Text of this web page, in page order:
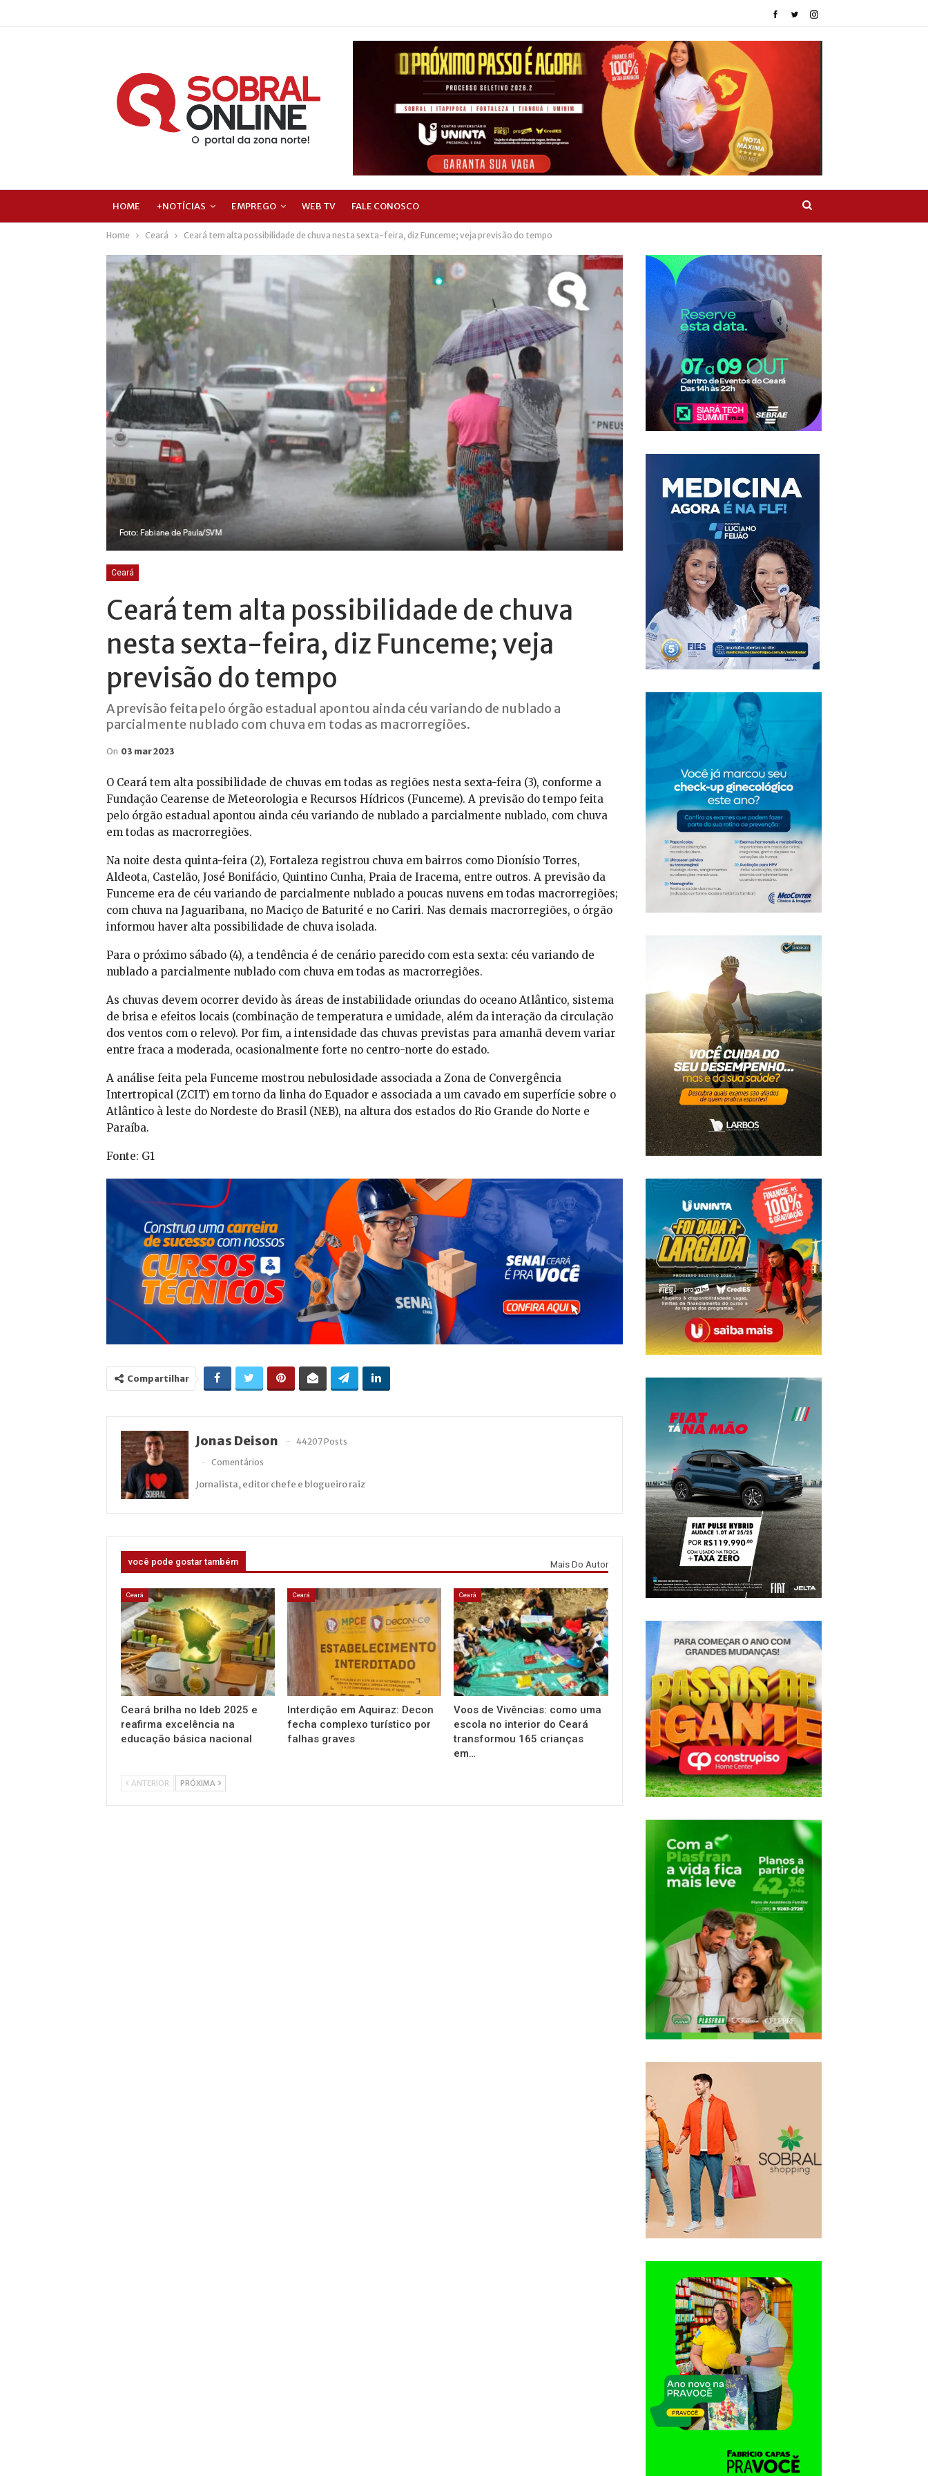
HOME +NOTÍCIAS EMPREGO WEB TV FALE CONOSCO
Home Ceará Ceará tem alta possibilidade de chuva nesta sexta-feira, diz Funceme; veja previsão do tempo
Ceará
Ceará tem alta possibilidade de chuva
nesta sexta-feira, diz Funceme; veja
previsão do tempo
A previsão feita pelo órgão estadual apontou ainda céu variando de nublado a
parcialmente nublado com chuva em todas as macrorregiões.
On 03 mar 2023
O Ceará tem alta possibilidade de chuvas em todas as regiões nesta sexta-feira (3), conforme a
Fundação Cearense de Meteorologia e Recursos Hídricos (Funceme). A previsão do tempo feita
pelo órgão estadual apontou ainda céu variando de nublado a parcialmente nublado, com chuva
em todas as macrorregiões.
Na noite desta quinta-feira (2), Fortaleza registrou chuva em bairros como Dionísio Torres,
Aldeota, Castelão, José Bonifácio, Quintino Cunha, Praia de Iracema, entre outros. A previsão da
Funceme era de céu variando de parcialmente nublado a poucas nuvens em todas macrorregiões;
com chuva na Jaguaribana, no Maciço de Baturité e no Cariri. Nas demais macrorregiões, o órgão
informou haver alta possibilidade de chuva isolada.
Para o próximo sábado (4), a tendência é de cenário parecido com esta sexta: céu variando de
nublado a parcialmente nublado com chuva em todas as macrorregiões.
As chuvas devem ocorrer devido às áreas de instabilidade oriundas do oceano Atlântico, sistema
de brisa e efeitos locais (combinação de temperatura e umidade, além da interação da circulação
dos ventos com o relevo). Por fim, a intensidade das chuvas previstas para amanhã devem variar
entre fraca a moderada, ocasionalmente forte no centro-norte do estado.
A análise feita pela Funceme mostrou nebulosidade associada a Zona de Convergência
Intertropical (ZCIT) em torno da linha do Equador e associada a um cavado em superfície sobre o
Atlântico à leste do Nordeste do Brasil (NEB), na altura dos estados do Rio Grande do Norte e
Paraíba.
Fonte: G1
Compartilhar
Jonas Deison
44207 Posts
Comentários
Jornalista, editor chefe e blogueiro raiz
você pode gostar também Mais Do Autor
Ceará
Ceará brilha no Ideb 2025 e
reafirma excelência na
educação básica nacional
Ceará
Interdição em Aquiraz: Decon
fecha complexo turístico por
falhas graves
Ceará
Voos de Vivências: como uma
escola no interior do Ceará
transformou 165 crianças
em…
ANTERIOR PRÓXIMA